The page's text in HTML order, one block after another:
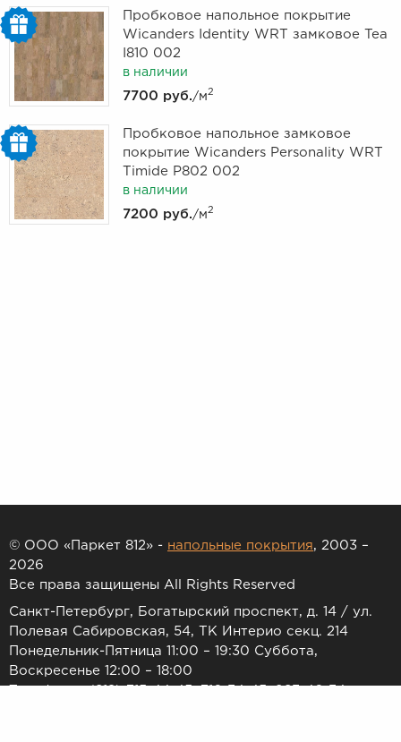
Пробковое напольное покрытие
Wicanders Identity WRT замковое Tea
I810 002
в наличии
7700 руб. /м2
Пробковое напольное замковое
покрытие Wicanders Personality WRT
Timide P802 002
в наличии
7200 руб. /м2
© ООО «Паркет 812» - напольные покрытия, 2003 –
2026
Все права защищены All Rights Reserved
Санкт-Петербург, Богатырский проспект, д. 14 / ул.
Полевая Сабировская, 54, ТК Интерио секц. 214
Понедельник-Пятница 11:00 – 19:30 Суббота,
Воскресенье 12:00 – 18:00